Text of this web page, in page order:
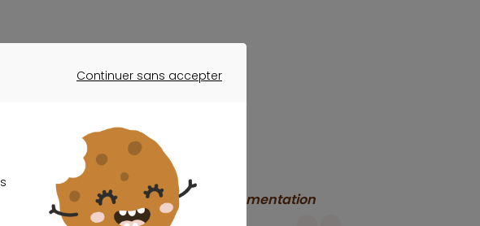
de Flatlooker,
tension locative s’explique par l’augmentation
Continuer sans accepter